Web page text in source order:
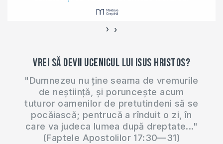
‹ ›
Vrei să devii ucenicul lui Isus Hristos?
"Dumnezeu nu ține seama de vremurile
de neștiință, și poruncește acum
tuturor oamenilor de pretutindeni să se
pocăiască; pentrucă a rînduit o zi, în
care va judeca lumea după dreptate..."
(Faptele Apostolilor 17:30—31)